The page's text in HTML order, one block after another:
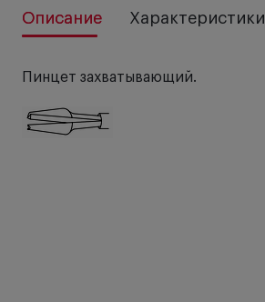
Описание Характеристики
Пинцет захватывающий.